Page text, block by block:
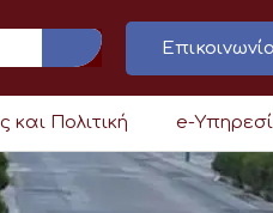
και Πολιτική e-